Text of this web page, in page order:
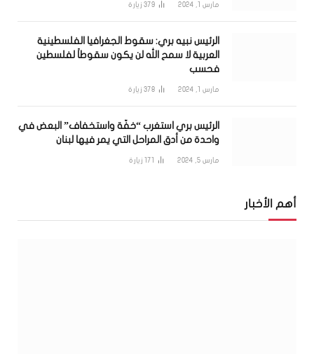
مارس 1, 2024 379 زيارة
الرئيس نبيه بري: سقوط الجغرافيا الفلسطينية
العربية لا سمح الله لن يكون سقوطاً لفلسطين
فحسب
مارس 1, 2024 378 زيارة
الرئيس بري استغرب “خفّة واستخفاف” البعض في
واحدة من أدق المراحل التي يمر فيها لبنان
مارس 5, 2024 171 زيارة
أهم الأخبار